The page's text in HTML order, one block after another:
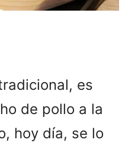
es
de pollo a la
hoy día, se lo